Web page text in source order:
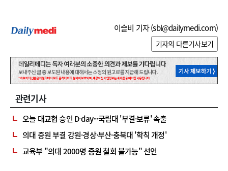
이슬비 기자 (sbl@dailymedi.com)
기자의 다른기사보기
관련기사
오늘 대교협 승인 D-day···국립대 '부결·보류' 속출
의대 증원 부결 강원·경상·부산·충북대 '학칙 개정'
교육부 "의대 2000명 증원 철회 불가능" 선언